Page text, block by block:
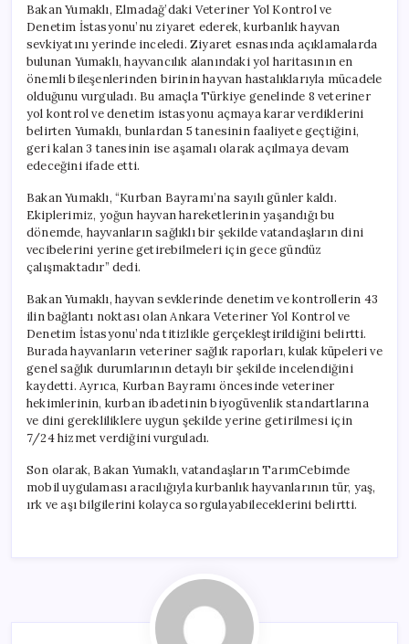
Bakan Yumaklı, Elmadağ’daki Veteriner Yol Kontrol ve
Denetim İstasyonu’nu ziyaret ederek, kurbanlık hayvan
sevkiyatını yerinde inceledi. Ziyaret esnasında açıklamalarda
bulunan Yumaklı, hayvancılık alanındaki yol haritasının en
önemli bileşenlerinden birinin hayvan hastalıklarıyla mücadele
olduğunu vurguladı. Bu amaçla Türkiye genelinde 8 veteriner
yol kontrol ve denetim istasyonu açmaya karar verdiklerini
belirten Yumaklı, bunlardan 5 tanesinin faaliyete geçtiğini,
geri kalan 3 tanesinin ise aşamalı olarak açılmaya devam
edeceğini ifade etti.
Bakan Yumaklı, “Kurban Bayramı’na sayılı günler kaldı.
Ekiplerimiz, yoğun hayvan hareketlerinin yaşandığı bu
dönemde, hayvanların sağlıklı bir şekilde vatandaşların dini
vecibelerini yerine getirebilmeleri için gece gündüz
çalışmaktadır” dedi.
Bakan Yumaklı, hayvan sevklerinde denetim ve kontrollerin 43
ilin bağlantı noktası olan Ankara Veteriner Yol Kontrol ve
Denetim İstasyonu’nda titizlikle gerçekleştirildiğini belirtti.
Burada hayvanların veteriner sağlık raporları, kulak küpeleri ve
genel sağlık durumlarının detaylı bir şekilde incelendiğini
kaydetti. Ayrıca, Kurban Bayramı öncesinde veteriner
hekimlerinin, kurban ibadetinin biyogüvenlik standartlarına
ve dini gerekliliklere uygun şekilde yerine getirilmesi için
7/24 hizmet verdiğini vurguladı.
Son olarak, Bakan Yumaklı, vatandaşların TarımCebimde
mobil uygulaması aracılığıyla kurbanlık hayvanlarının tür, yaş,
ırk ve aşı bilgilerini kolayca sorgulayabileceklerini belirtti.